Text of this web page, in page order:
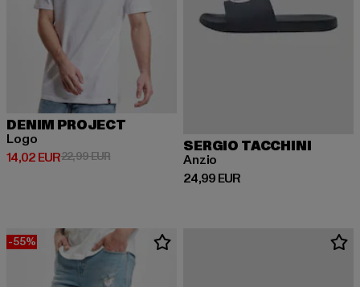
DENIM PROJECT
Logo
14,02 EUR
Derzeitiger Preis: 14,02 EUR
22,99 EURAktionspreis: 22,99 EUR
SERGIO TACCHINI
Anzio
24,99 EUR
Derzeitiger Preis: 24,99 EUR
-55%